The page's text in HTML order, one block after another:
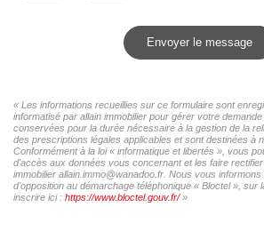
Envoyer le message
« Les informations recueillies sur ce formulaire sont
informatisé par allain immobilier pour gérer votre
conservées pour la durée nécessaire à la gestion de la
des prescriptions légales applicables et sont destinées à
Conformément à la loi « informatique et libertés », vous
d'accès aux données vous concernant et les faire
immobilier allain.immo@wanadoo.fr. Nous vous
d'opposition au démarchage téléphonique « Bloctel », sur
inscrire ici : https://www.bloctel.gouv.fr/»